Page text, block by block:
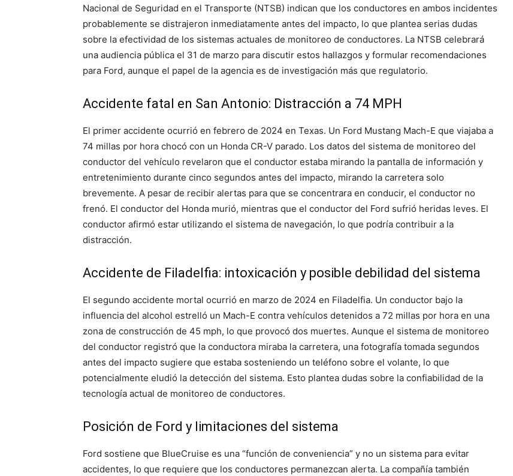
Nacional de Seguridad en el Transporte (NTSB) indican que los conductores en ambos incidentes
probablemente se distrajeron inmediatamente antes del impacto, lo que plantea serias dudas
sobre la efectividad de los sistemas actuales de monitoreo de conductores. La NTSB celebrará
una audiencia pública el 31 de marzo para discutir estos hallazgos y formular recomendaciones
para Ford, aunque el papel de la agencia es de investigación más que regulatorio.
Accidente fatal en San Antonio: Distracción a 74 MPH
El primer accidente ocurrió en febrero de 2024 en Texas. Un Ford Mustang Mach-E que viajaba a
74 millas por hora chocó con un Honda CR-V parado. Los datos del sistema de monitoreo del
conductor del vehículo revelaron que el conductor estaba mirando la pantalla de información y
entretenimiento durante cinco segundos antes del impacto, mirando la carretera solo
brevemente. A pesar de recibir alertas para que se concentrara en conducir, el conductor no
frenó. El conductor del Honda murió, mientras que el conductor del Ford sufrió heridas leves. El
conductor afirmó estar utilizando el sistema de navegación, lo que podría contribuir a la
distracción.
Accidente de Filadelfia: intoxicación y posible debilidad del sistema
El segundo accidente mortal ocurrió en marzo de 2024 en Filadelfia. Un conductor bajo la
influencia del alcohol estrelló un Mach-E contra vehículos detenidos a 72 millas por hora en una
zona de construcción de 45 mph, lo que provocó dos muertes. Aunque el sistema de monitoreo
del conductor registró que la conductora miraba la carretera, una fotografía tomada segundos
antes del impacto sugiere que estaba sosteniendo un teléfono sobre el volante, lo que
potencialmente eludió la detección del sistema. Esto plantea dudas sobre la confiabilidad de la
tecnología actual de monitoreo de conductores.
Posición de Ford y limitaciones del sistema
Ford sostiene que BlueCruise es una “función de conveniencia” y no un sistema para evitar
accidentes, lo que requiere que los conductores permanezcan alerta. La compañía también